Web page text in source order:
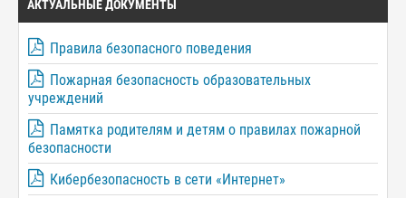
АКТУАЛЬНЫЕ ДОКУМЕНТЫ
Правила безопасного поведения
Пожарная безопасность образовательных
учреждений
Памятка родителям и детям о правилах пожарной
безопасности
Кибербезопасность в сети «Интернет»